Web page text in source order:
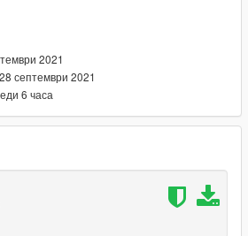
and just drag and drop all files.
addon just check
2021
28 септември 2021
6 часа